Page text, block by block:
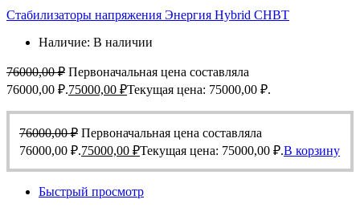
Стабилизаторы напряжения Энергия Hybrid СНВТ
Наличие: В наличии
76000,00₽ Первоначальная цена составляла
76000,00 ₽.75000,00 ₽Текущая цена: 75000,00 ₽.
76000,00₽ Первоначальная цена составляла
76000,00 ₽.75000,00 ₽Текущая цена: 75000,00 ₽.В корзину
Быстрый просмотр